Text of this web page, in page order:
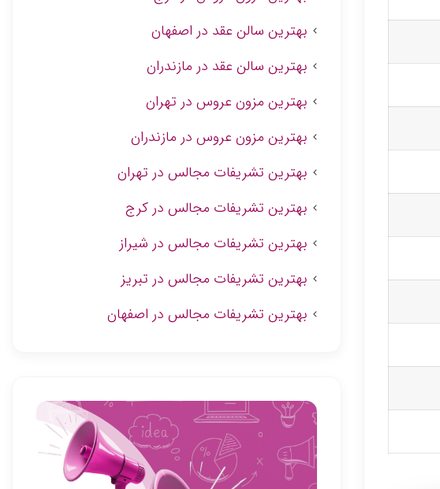
بهترین سالن عقد در اصفهان
بهترین سالن عقد در مازندران
بهترین مزون عروس در تهران
بهترین مزون عروس در مازندران
بهترین تشریفات مجالس در تهران
بهترین تشریفات مجالس در کرج
بهترین تشریفات مجالس در شیراز
بهترین تشریفات مجالس در تبریز
بهترین تشریفات مجالس در اصفهان